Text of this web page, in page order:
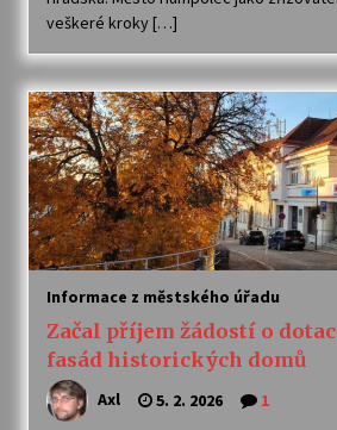
veškeré kroky […]
Informace z městského úřadu
Začal příjem žádostí o
fasád historických domů
Axl 5. 2. 2026 1